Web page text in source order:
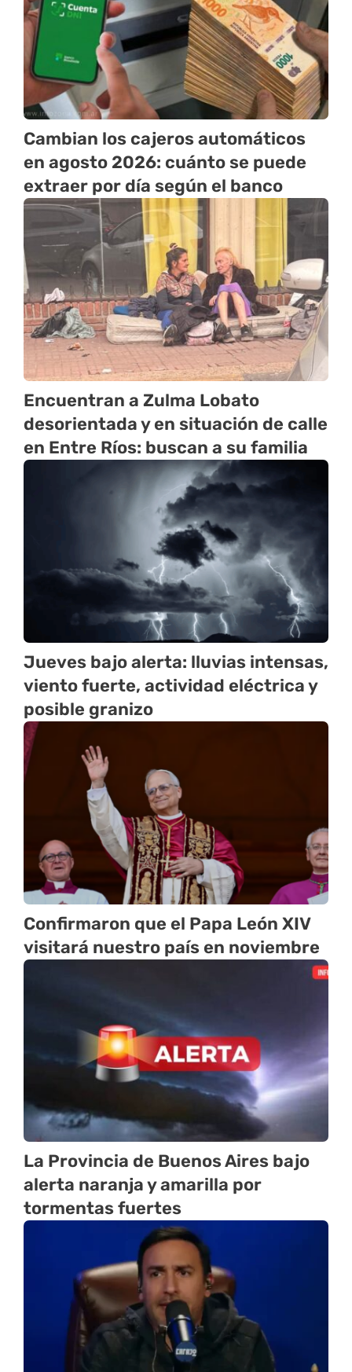
Cambian los cajeros automáticos
en agosto 2026: cuánto se puede
extraer por día según el banco
Encuentran a Zulma Lobato
desorientada y en situación de calle
en Entre Ríos: buscan a su familia
Jueves bajo alerta: lluvias intensas,
viento fuerte, actividad eléctrica y
posible granizo
Confirmaron que el Papa León XIV
visitará nuestro país en noviembre
La Provincia de Buenos Aires bajo
alerta naranja y amarilla por
tormentas fuertes